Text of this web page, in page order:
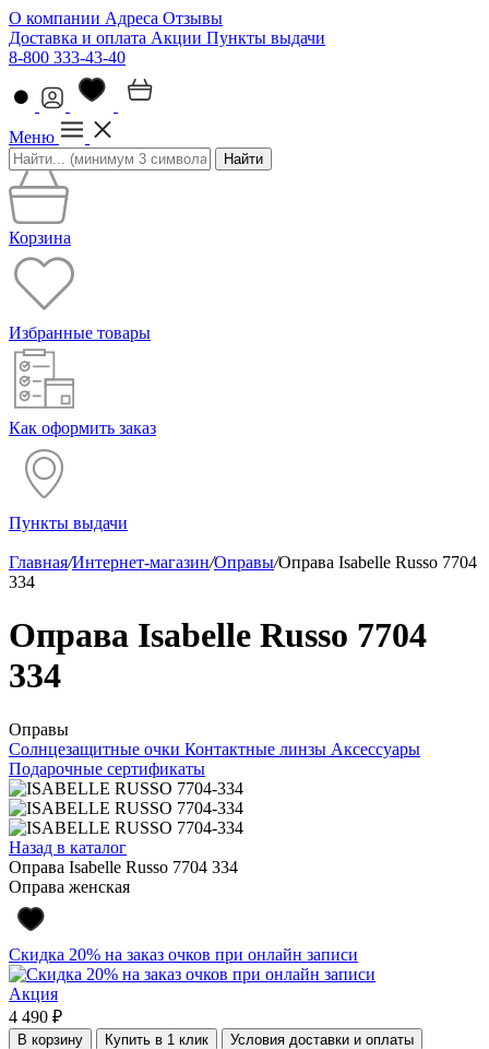
О компании Адреса Отзывы
Доставка и оплата Акции Пункты выдачи
8-800 333-43-40
Меню
Найти
Корзина
Избранные товары
Как оформить заказ
Пункты выдачи
Главная/Интернет-магазин/Оправы/Оправа Isabelle Russo 7704
334
Оправа Isabelle Russo 7704
334
Оправы
Солнцезащитные очки Контактные линзы Аксессуары
Подарочные сертификаты
Назад в каталог
Оправа Isabelle Russo 7704 334
Оправа женская
Скидка 20% на заказ очков при онлайн записи
Акция
4 490 ₽
В корзину Купить в 1 клик Условия доставки и оплаты